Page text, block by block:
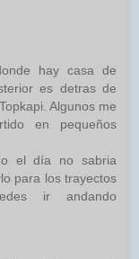
hay casa de
es detras de
Algunos me
en pequeños
el día no sabria
para los trayectos
ir andando